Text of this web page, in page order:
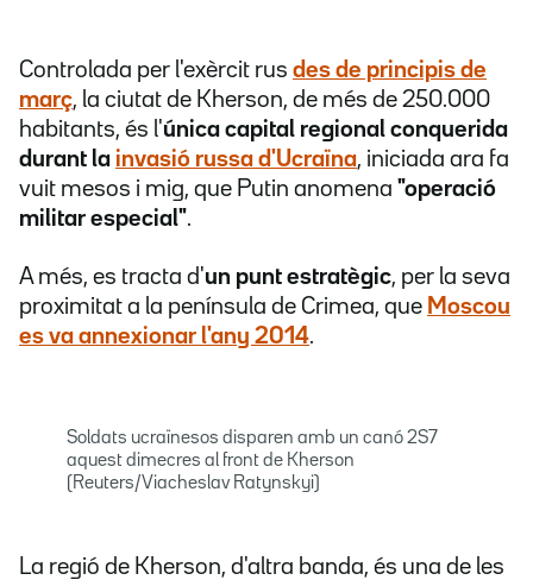
Controlada per l'exèrcit rus des de principis de
març, la ciutat de Kherson, de més de 250.000
habitants, és l'única capital regional conquerida
durant la invasió russa d'Ucraïna, iniciada ara fa
vuit mesos i mig, que Putin anomena "operació
militar especial".
A més, es tracta d'un punt estratègic, per la seva
proximitat a la península de Crimea, que Moscou
es va annexionar l'any 2014.
Soldats ucraïnesos disparen amb un canó 2S7
aquest dimecres al front de Kherson
(Reuters/Viacheslav Ratynskyi)
La regió de Kherson, d'altra banda, és una de les